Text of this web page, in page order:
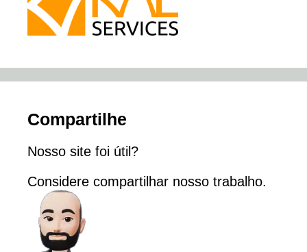
Compartilhe
Nosso site foi útil?
Considere compartilhar nosso trabalho.